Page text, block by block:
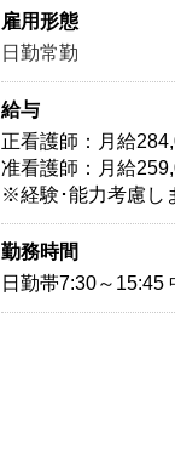
雇用形態
日勤常勤
給与
正看護師：月給
准看護師：月給
※経験･能力考慮し
勤務時間
日勤帯7:30～